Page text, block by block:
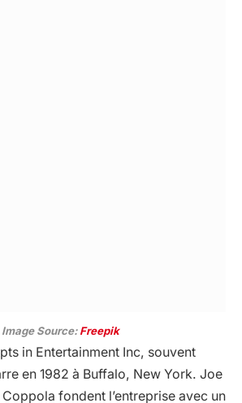
Image Source:Freepik
in Entertainment Inc, souvent
en 1982 à Buffalo, New York. Joe
fondent l’entreprise avec un